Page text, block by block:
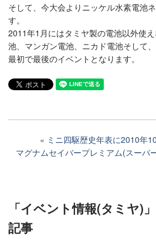
そして、今大会よりニッケル水素電池
す。
2011年1月にはタミヤ製の電池以外使
池、マンガン電池、ニカド電池そして
最初で最後のイベントとなります。
ミニ四駆歴史年表に2010年
マグナムセイバープレミアム(スーパ
「イベント情報(タミヤ)
記事